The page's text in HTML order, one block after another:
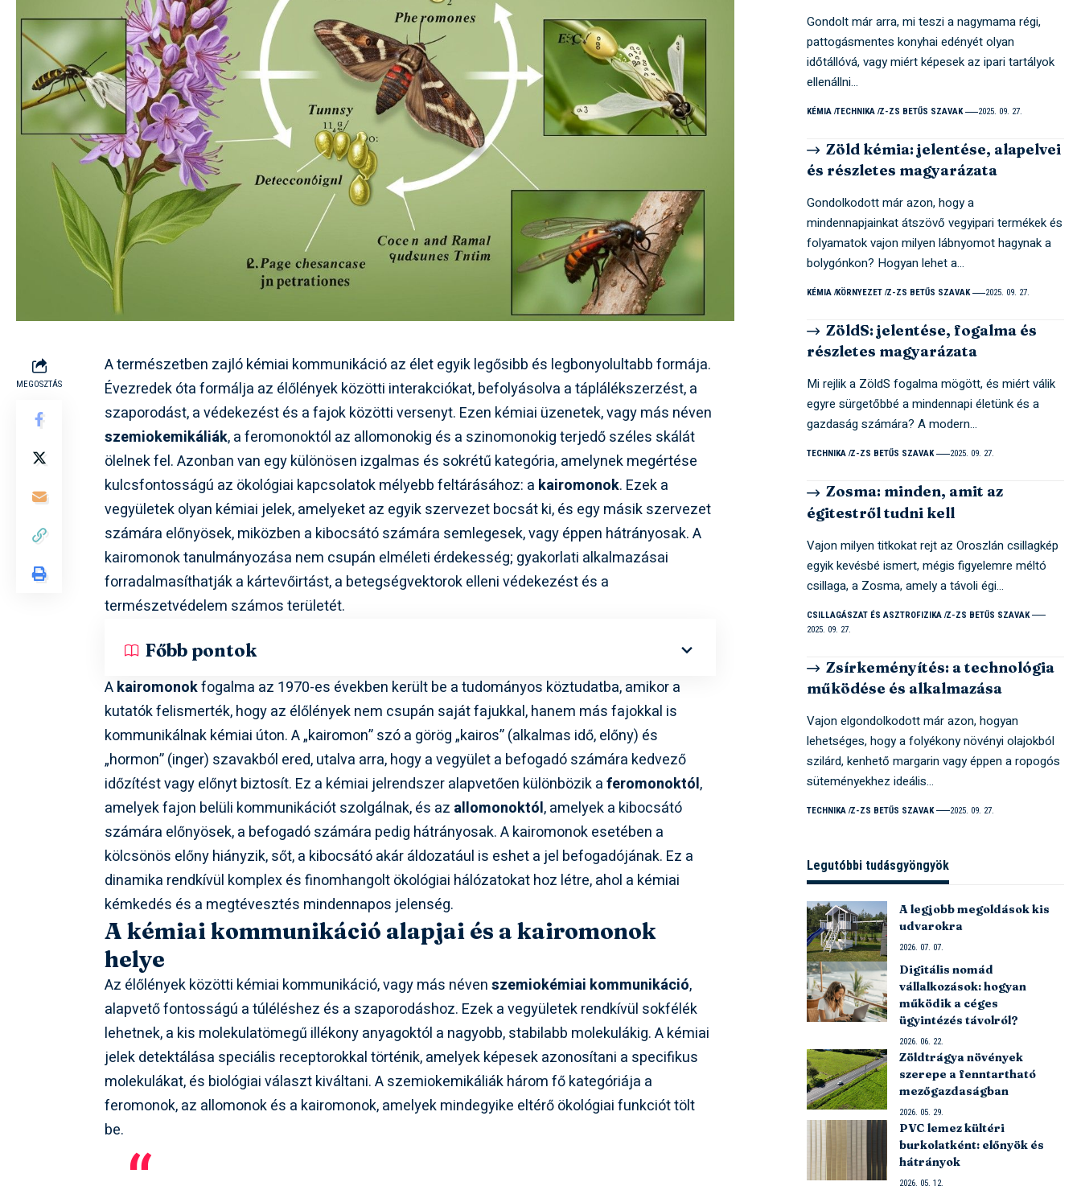
MEGOSZTÁS
A természetben zajló kémiai kommunikáció az élet egyik legősibb és legbonyolultabb formája.
Évezredek óta formálja az élőlények közötti interakciókat, befolyásolva a táplálékszerzést, a
szaporodást, a védekezést és a fajok közötti versenyt. Ezen kémiai üzenetek, vagy más néven
szemiokemikáliák, a feromonoktól az allomonokig és a szinomonokig terjedő széles skálát
ölelnek fel. Azonban van egy különösen izgalmas és sokrétű kategória, amelynek megértése
kulcsfontosságú az ökológiai kapcsolatok mélyebb feltárásához: a kairomonok. Ezek a
vegyületek olyan kémiai jelek, amelyeket az egyik szervezet bocsát ki, és egy másik szervezet
számára előnyösek, miközben a kibocsátó számára semlegesek, vagy éppen hátrányosak. A
kairomonok tanulmányozása nem csupán elméleti érdekesség; gyakorlati alkalmazásai
forradalmasíthatják a kártevőirtást, a betegségvektorok elleni védekezést és a
természetvédelem számos területét.
Főbb pontok
Akairomonokfogalma az 1970-es években került be a tudományos köztudatba, amikor a
kutatók felismerték, hogy az élőlények nem csupán saját fajukkal, hanem más fajokkal is
kommunikálnak kémiai úton. A „kairomon” szó a görög „kairos” (alkalmas idő, előny) és
„hormon” (inger) szavakból ered, utalva arra, hogy a vegyület a befogadó számára kedvező
időzítést vagy előnyt biztosít. Ez a kémiai jelrendszer alapvetően különbözik aferomonoktól,
amelyek fajon belüli kommunikációt szolgálnak, és az allomonoktól, amelyek a kibocsátó
számára előnyösek, a befogadó számára pedig hátrányosak. A kairomonok esetében a
kölcsönös előny hiányzik, sőt, a kibocsátó akár áldozatául is eshet a jel befogadójának. Ez a
dinamika rendkívül komplex és finomhangolt ökológiai hálózatokat hoz létre, ahol a kémiai
kémkedés és a megtévesztés mindennapos jelenség.
A kémiai kommunikáció alapjai és a kairomonok
helye
Az élőlények közötti kémiai kommunikáció, vagy más névenszemiokémiai kommunikáció,
alapvető fontosságú a túléléshez és a szaporodáshoz. Ezek a vegyületek rendkívül sokfélék
lehetnek, a kis molekulatömegű illékony anyagoktól a nagyobb, stabilabb molekulákig. A kémiai
jelek detektálása speciális receptorokkal történik, amelyek képesek azonosítani a specifikus
molekulákat, és biológiai választ kiváltani. A szemiokemikáliák három fő kategóriája a
feromonok, az allomonok és a kairomonok, amelyek mindegyike eltérő ökológiai funkciót tölt
be.
Gondolt már arra, mi teszi a nagymama régi,
pattogásmentes konyhai edényét olyan
időtállóvá, vagy miért képesek az ipari tartályok
ellenállni…
KÉMIA TECHNIKA Z-ZS BETŰS SZAVAK 2025. 09. 27.
Zöld kémia: jelentése, alapelvei
és részletes magyarázata
Gondolkodott már azon, hogy a
mindennapjainkat átszövő vegyipari termékek és
folyamatok vajon milyen lábnyomot hagynak a
bolygónkon? Hogyan lehet a…
KÉMIA KÖRNYEZET Z-ZS BETŰS SZAVAK 2025. 09. 27.
ZöldS: jelentése, fogalma és
részletes magyarázata
Mi rejlik a ZöldS fogalma mögött, és miért válik
egyre sürgetőbbé a mindennapi életünk és a
gazdaság számára? A modern…
TECHNIKA Z-ZS BETŰS SZAVAK 2025. 09. 27.
Zosma: minden, amit az
égitestről tudni kell
Vajon milyen titkokat rejt az Oroszlán csillagkép
egyik kevésbé ismert, mégis figyelemre méltó
csillaga, a Zosma, amely a távoli égi…
CSILLAGÁSZAT ÉS ASZTROFIZIKA Z-ZS BETŰS SZAVAK
2025. 09. 27.
Zsírkeményítés: a technológia
működése és alkalmazása
Vajon elgondolkodott már azon, hogyan
lehetséges, hogy a folyékony növényi olajokból
szilárd, kenhető margarin vagy éppen a ropogós
süteményekhez ideális…
TECHNIKA Z-ZS BETŰS SZAVAK 2025. 09. 27.
Legutóbbi tudásgyöngyök
A legjobb megoldások kis
udvarokra
2026. 07. 07.
Digitális nomád
vállalkozások: hogyan
működik a céges
ügyintézés távolról?
2026. 06. 22.
Zöldtrágya növények
szerepe a fenntartható
mezőgazdaságban
2026. 05. 29.
PVC lemez kültéri
burkolatként: előnyök és
hátrányok
2026. 05. 12.